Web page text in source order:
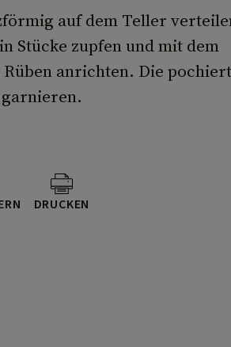
auf dem Teller
Stücke zupfen und mit dem
anrichten. Die
DRUCKEN